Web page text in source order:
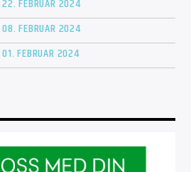
22. FEBRUAR 2024
08. FEBRUAR 2024
FEBRUAR 2024